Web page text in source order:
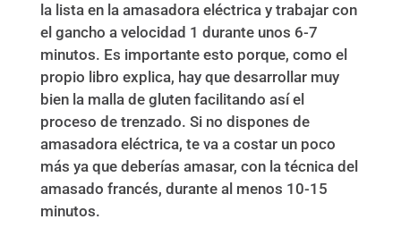
la lista en la amasadora eléctrica y trabajar con
el gancho a velocidad 1 durante unos 6-7
minutos. Es importante esto porque, como el
propio libro explica, hay que desarrollar muy
bien la malla de gluten facilitando así el
proceso de trenzado. Si no dispones de
amasadora eléctrica, te va a costar un poco
más ya que deberías amasar, con la técnica del
amasado francés, durante al menos 10-15
minutos.